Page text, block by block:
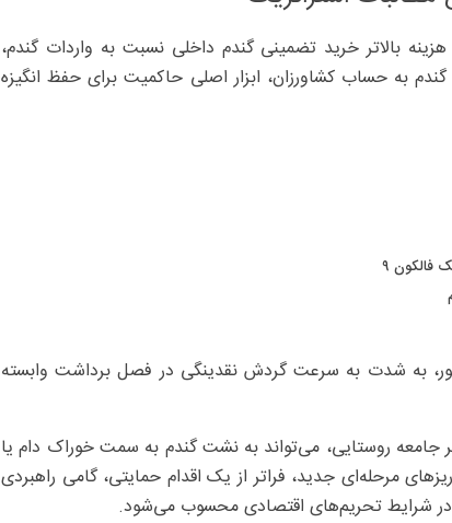
بالاتر خرید تضمینی گندم داخلی نسبت به واردات گندم،
به حساب کشاورزان، ابزار اصلی حاکمیت برای حفظ انگیزه
فالکون ۹
به شدت به سرعت گردش نقدینگی در فصل برداشت وابسته
جامعه روستایی، می‌تواند به نشت گندم به سمت خوراک دام یا
این رو، جهش ۳۴ درصدی در واریزهای مرحله‌ای جدید، فراتر از یک اقدام حمایتی، گامی راهبردی
در شرایط تحریم‌های اقتصادی محسوب می‌شود.